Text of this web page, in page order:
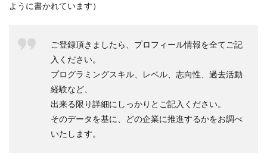
ように書かれています）
ご登録頂きましたら、プロフィール情報を全てご記
入ください。
プログラミングスキル、レベル、志向性、過去活動
経験など、
出来る限り詳細にしっかりとご記入ください。
そのデータを基に、どの企業に推進するかをお調べ
いたします。